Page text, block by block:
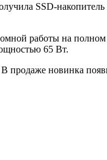
SSD-
работы на полном
65 Вт.
новинка